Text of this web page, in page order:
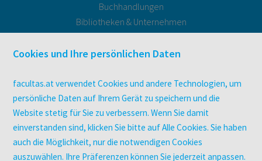
Buchhandlungen
Bibliotheken & Unternehmen
Druckerei facultas druckt.
Zeitschriften
Digitale Angebote
UNTERNEHMEN
Über facultas
Cookies und Ihre persönlichen Daten
facultas.at verwendet Cookies und andere Technologien, um
persönliche Daten auf Ihrem Gerät zu speichern und die
Website stetig für Sie zu verbessern. Wenn Sie damit
einverstanden sind, klicken Sie bitte auf Alle Cookies. Sie haben
auch die Möglichkeit, nur die notwendigen Cookies
auszuwählen. Ihre Präferenzen können Sie jederzeit anpassen.